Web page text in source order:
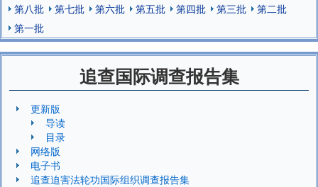
第八批
第七批 第六批 第五批 第四批 第三批
第二批
第一批
追查国际调查报告集
更新版
导读
目录
网络版
电子书
追查迫害法轮功国际组织调查报告集